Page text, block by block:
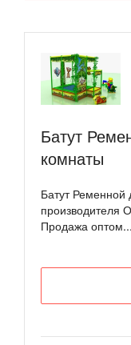
Батут
комнаты
Батут Ременной
производителя
Продажа